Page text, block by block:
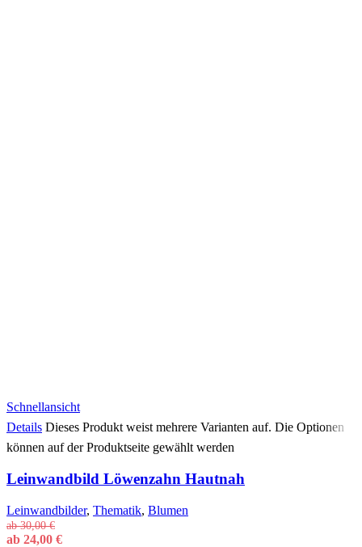
Schnellansicht
Details Dieses Produkt weist mehrere Varianten auf. Die Optionen
können auf der Produktseite gewählt werden
Leinwandbild Löwenzahn Hautnah
Leinwandbilder, Thematik, Blumen
ab30,00€
ab 24,00 €